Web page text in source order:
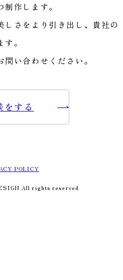
作します。
さをより引き出し、貴社の
。
い合わせください。
をする
POLICY
All rights reserved